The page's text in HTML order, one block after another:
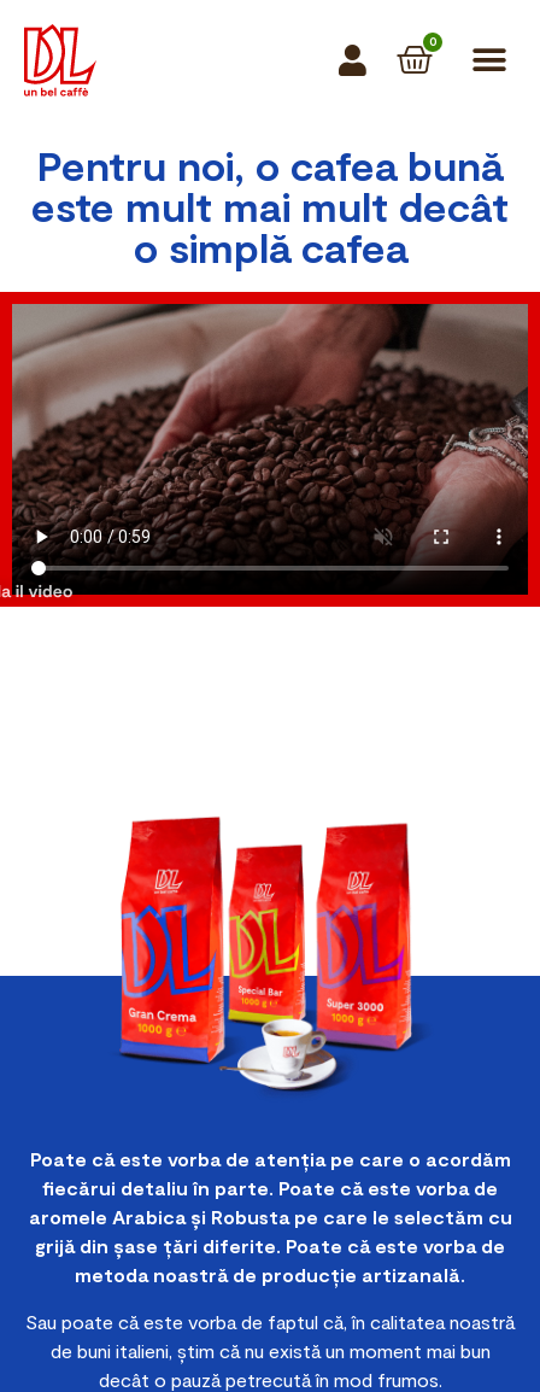
0
Pentru noi, o cafea bună
este mult mai mult decât
o simplă cafea
Poate că este vorba de atenția pe care o acordăm
fiecărui detaliu în parte. Poate că este vorba de
aromele Arabica și Robusta pe care le selectăm cu
grijă din șase țări diferite. Poate că este vorba de
metoda noastră de producție artizanală.
Sau poate că este vorba de faptul că, în calitatea noastră
de buni italieni, știm că nu există un moment mai bun
decât o pauză petrecută în mod frumos.